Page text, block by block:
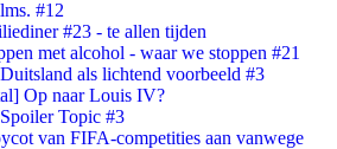
#12
#23 - te allen tijden
met alcohol - waar we stoppen #21
als lichtend voorbeeld #3
Op naar Louis IV?
Topic #3
van FIFA-competities aan vanwege